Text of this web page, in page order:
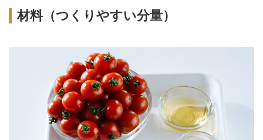
材料（つくりやすい分量）